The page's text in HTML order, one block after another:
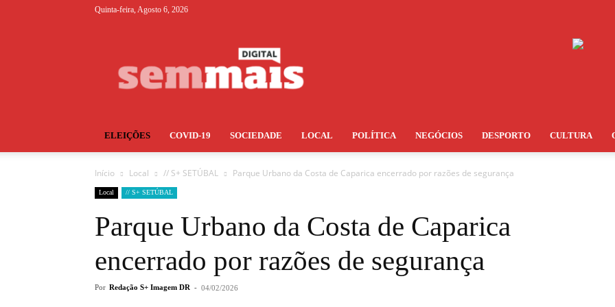
Quinta-feira, Agosto 6, 2026
ELEIÇÕES COVID-19 SOCIEDADE LOCAL POLÍTICA NEGÓCIOS DESPORTO CULTURA
Início Local // S+ SETÚBAL Parque Urbano da Costa de Caparica encerrado por razões de segurança
Local // S+ SETÚBAL
Parque Urbano da Costa de Caparica
encerrado por razões de segurança
Por Redação S+ Imagem DR - 04/02/2026